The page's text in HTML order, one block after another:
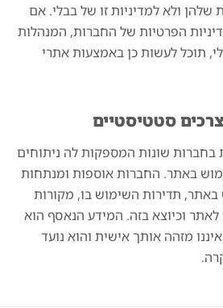
שלהן ולא למדיניות זו של בבלי. אם
הפרטיות של החברות, המנהלות
תוכל לעשות כן באמצעות אתרי
סטטיסטיים
בחברות שונות המספקות לה ניתוחים
באתר. החברות אוספות ומנתחות
תדירות השימוש בו, מקורות
וכיוצא בזה. המידע הנאסף הוא
מזהה אותך אישית והוא נועד